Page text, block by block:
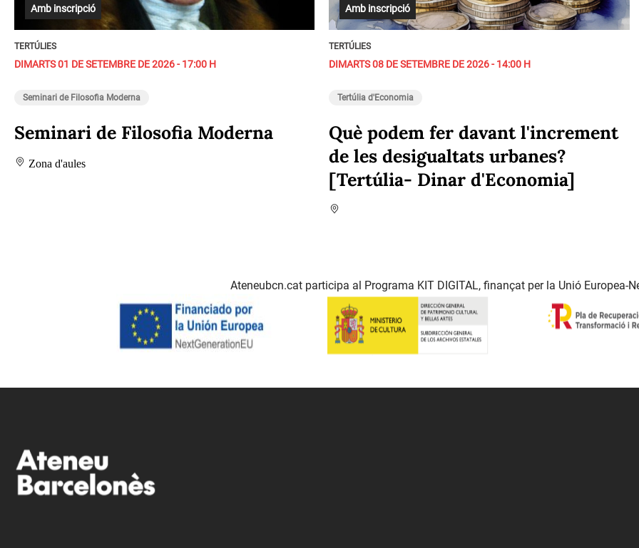
Amb inscripció
TERTÚLIES
DIMARTS 01 DE SETEMBRE DE 2026 - 17:00 H
Seminari de Filosofia Moderna
Seminari de Filosofia Moderna
Zona d'aules
Amb inscripció
TERTÚLIES
DIMARTS 08 DE SETEMBRE DE 2026 - 14:00 H
Tertúlia d'Economia
Què podem fer davant l'increment
de les desigualtats urbanes?
[Tertúlia- Dinar d'Economia]
Ateneubcn.cat participa al Programa KIT DIGITAL, finançat per la Unió Europea-